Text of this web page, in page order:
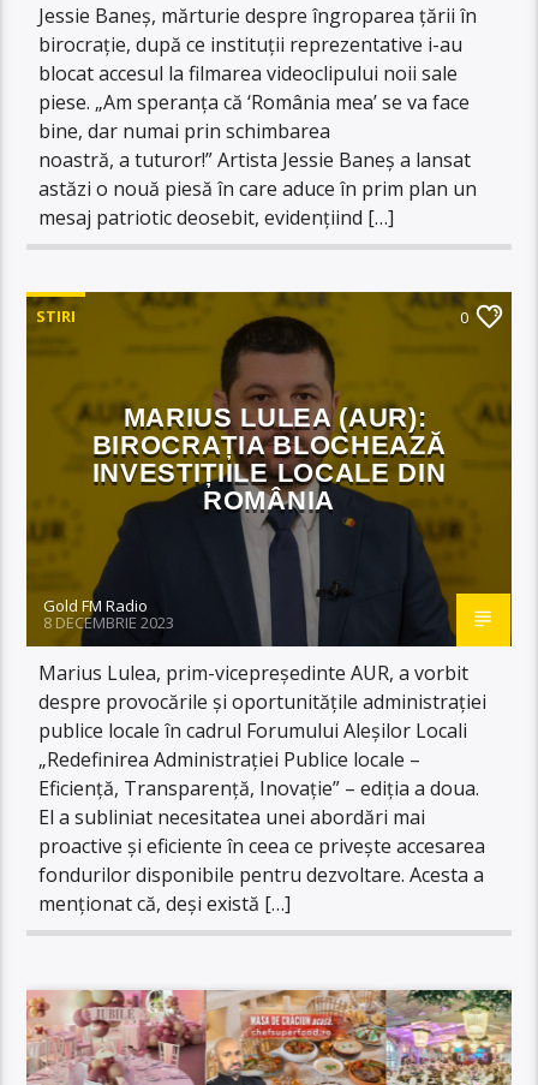
Jessie Baneș, mărturie despre îngroparea țării în
birocrație, după ce instituții reprezentative i-au
blocat accesul la filmarea videoclipului noii sale
piese. „Am speranța că ‘România mea’ se va face
bine, dar numai prin schimbarea
noastră, a tuturor!” Artista Jessie Baneș a lansat
astăzi o nouă piesă în care aduce în prim plan un
mesaj patriotic deosebit, evidențiind […]
STIRI 0
MARIUS LULEA (AUR):
BIROCRAȚIA BLOCHEAZĂ
INVESTIȚIILE LOCALE DIN
ROMÂNIA
Gold FM Radio
8 DECEMBRIE 2023
Marius Lulea, prim-vicepreședinte AUR, a vorbit
despre provocările și oportunitățile administrației
publice locale în cadrul Forumului Aleșilor Locali
„Redefinirea Administrației Publice locale –
Eficiență, Transparență, Inovație” – ediția a doua.
El a subliniat necesitatea unei abordări mai
proactive și eficiente în ceea ce privește accesarea
fondurilor disponibile pentru dezvoltare. Acesta a
menționat că, deși există […]